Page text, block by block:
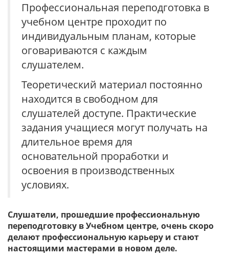
Профессиональная переподготовка в
учебном центре проходит по
индивидуальным планам, которые
оговариваются с каждым
слушателем.
Теоретический материал постоянно
находится в свободном для
слушателей доступе. Практические
задания учащиеся могут получать на
длительное время для
основательной проработки и
освоения в производственных
условиях.
Слушатели, прошедшие профессиональную
переподготовку в Учебном центре, очень скоро
делают профессиональную карьеру и стают
настоящими мастерами в новом деле.